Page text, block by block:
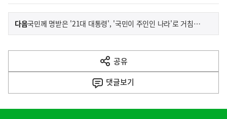
이
전
다
음
다음기
사
국민께 명받은 '21대 대통령', '국민이 주인인 나라'로 거침없이 나아겠습니다
공유
열
기
댓글보기